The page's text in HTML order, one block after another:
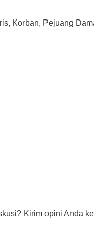
Korban, Pejuang
Kirim opini Anda